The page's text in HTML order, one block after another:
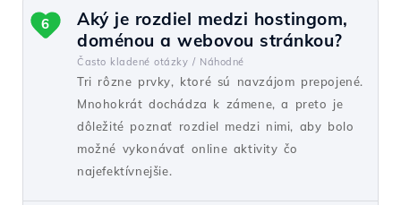
Aký je rozdiel medzi hostingom,
doménou a webovou stránkou?
Často kladené otázky / Náhodné
Tri rôzne prvky, ktoré sú navzájom prepojené.
Mnohokrát dochádza k zámene, a preto je
dôležité poznať rozdiel medzi nimi, aby bolo
možné vykonávať online aktivity čo
najefektívnejšie.
6